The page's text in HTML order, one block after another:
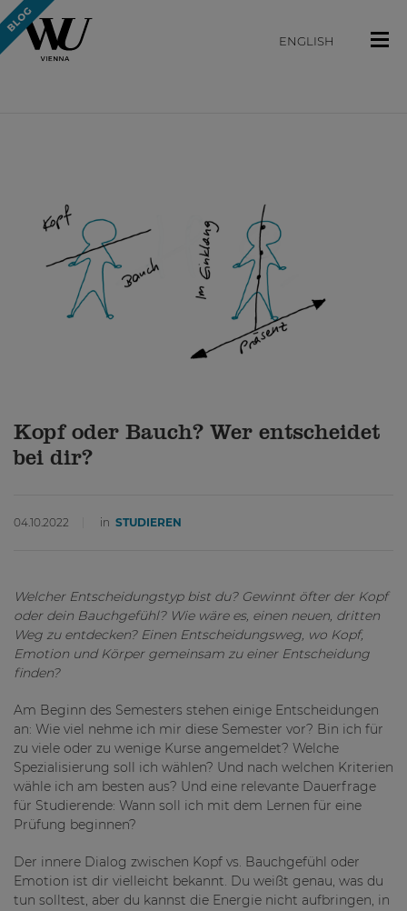
ENGLISH
Kopf oder Bauch? Wer entscheidet
bei dir?
04.10.2022 in STUDIEREN
Welcher Entscheidungstyp bist du? Gewinnt öfter der Kopf
oder dein Bauchgefühl? Wie wäre es, einen neuen, dritten
Weg zu entdecken? Einen Entscheidungsweg, wo Kopf,
Emotion und Körper gemeinsam zu einer Entscheidung
finden?
Am Beginn des Semesters stehen einige Entscheidungen
an: Wie viel nehme ich mir diese Semester vor? Bin ich für
zu viele oder zu wenige Kurse angemeldet? Welche
Spezialisierung soll ich wählen? Und nach welchen Kriterien
wähle ich am besten aus? Und eine relevante Dauerfrage
für Studierende: Wann soll ich mit dem Lernen für eine
Prüfung beginnen?
Der innere Dialog zwischen Kopf vs. Bauchgefühl oder
Emotion ist dir vielleicht bekannt. Du weißt genau, was du
tun solltest, aber du kannst die Energie nicht aufbringen, in